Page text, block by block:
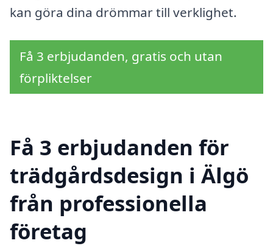
kan göra dina drömmar till verklighet.
Få 3 erbjudanden, gratis och utan
förpliktelser
Få 3 erbjudanden för
trädgårdsdesign i Älgö
från professionella
företag